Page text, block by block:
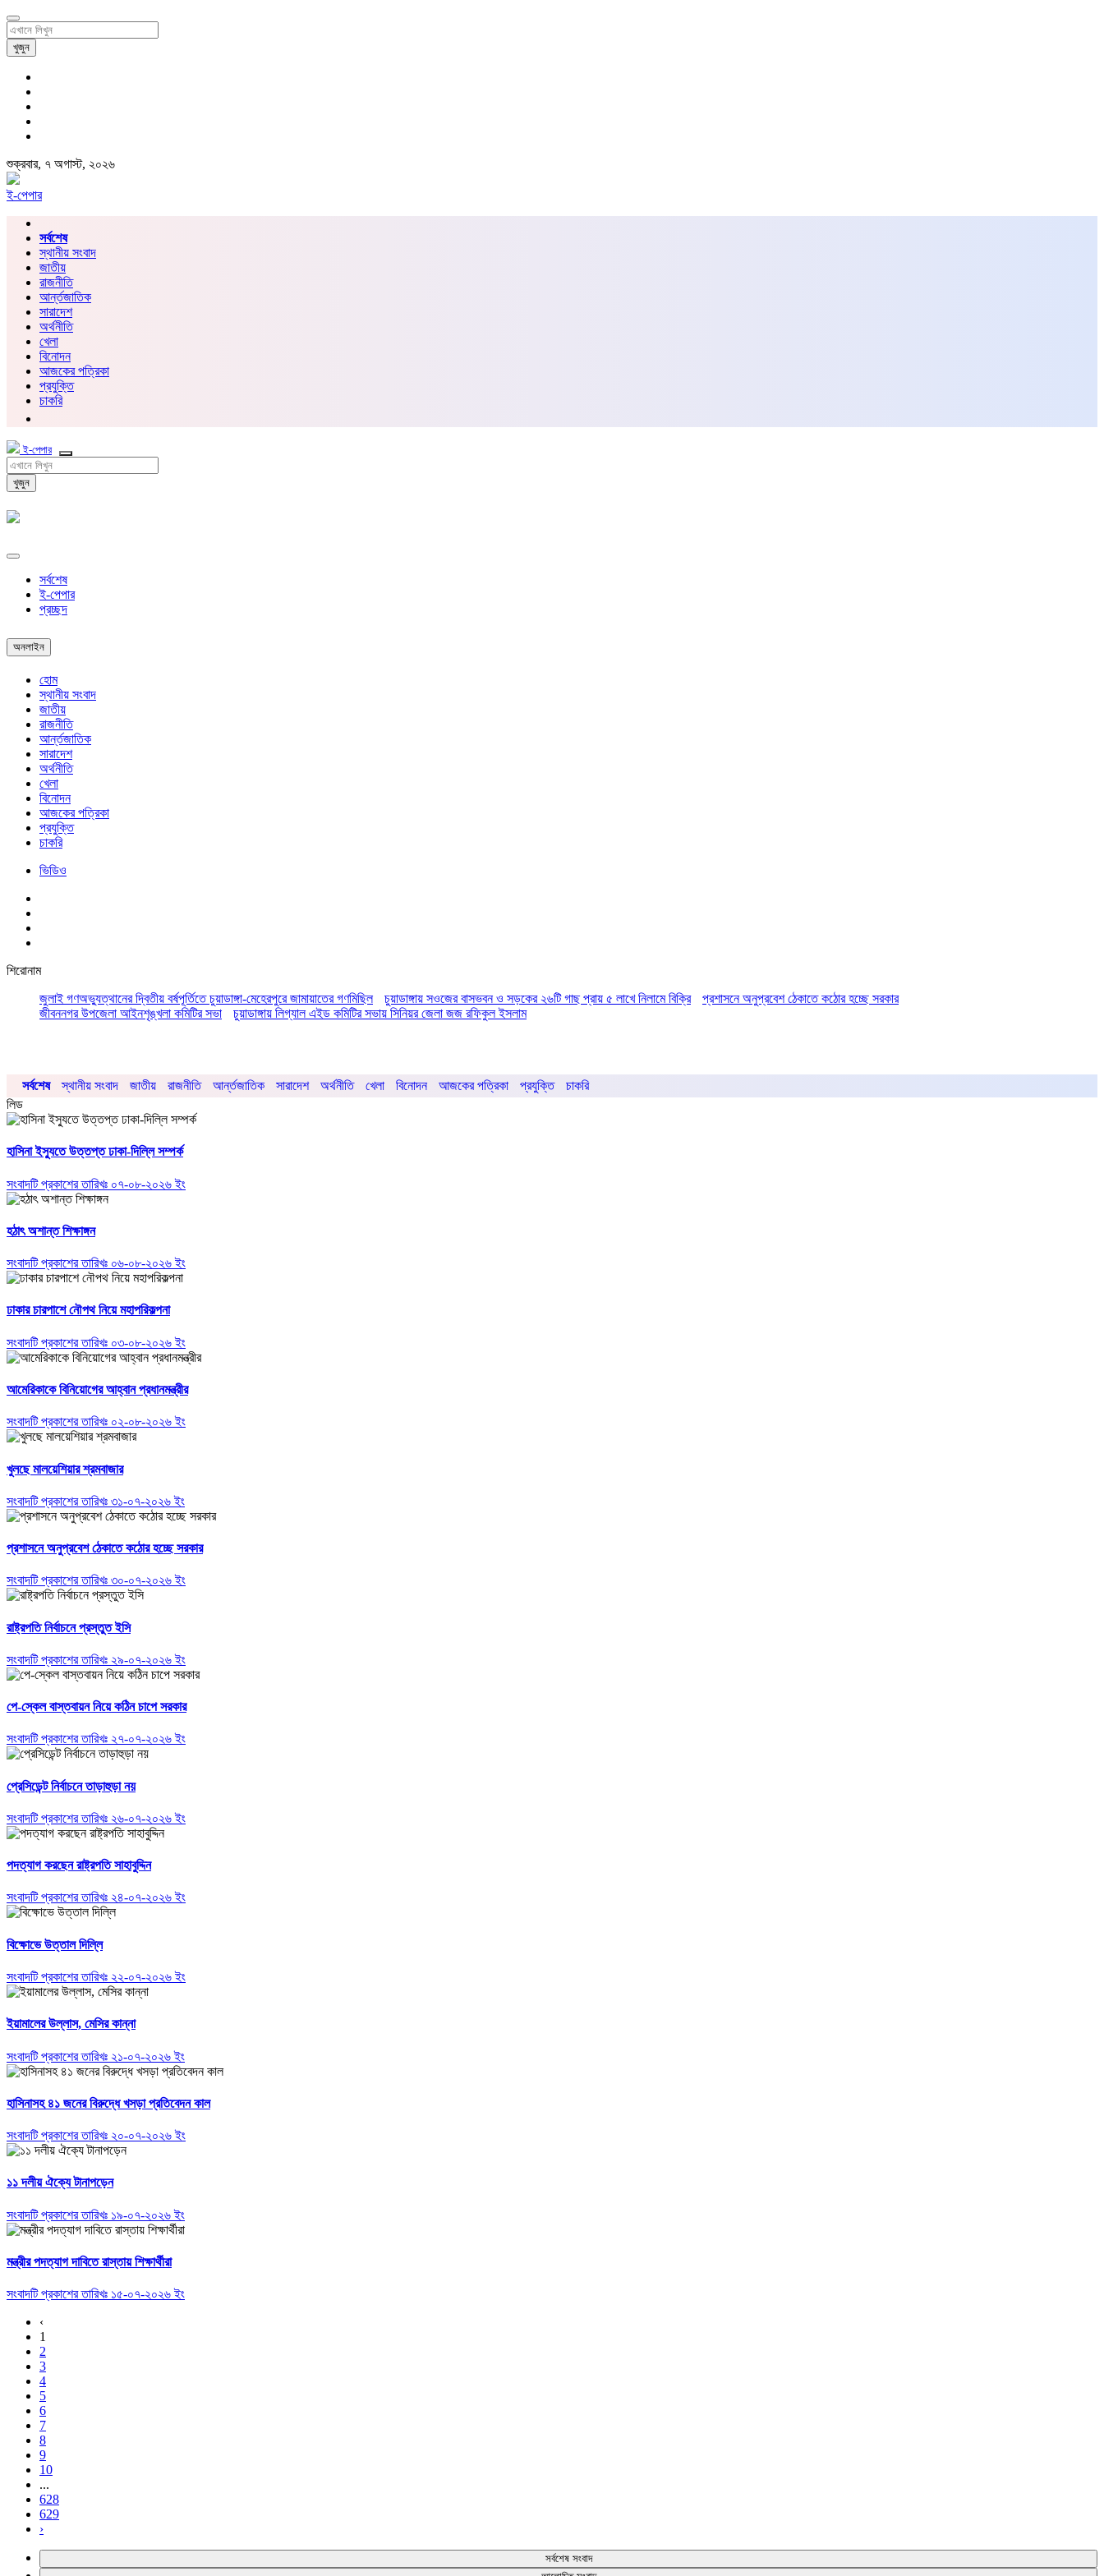
খুজুন
শুক্রবার, ৭ অগাস্ট, ২০২৬
ই-পেপার
সর্বশেষ
স্থানীয় সংবাদ
জাতীয়
রাজনীতি
আর্ন্তজাতিক
সারাদেশ
অর্থনীতি
খেলা
বিনোদন
আজকের পত্রিকা
প্রযুক্তি
চাকরি
ই-পেপার
খুজুন
সর্বশেষ
ই-পেপার
প্রচ্ছদ
অনলাইন
হোম
স্থানীয় সংবাদ
জাতীয়
রাজনীতি
আর্ন্তজাতিক
সারাদেশ
অর্থনীতি
খেলা
বিনোদন
আজকের পত্রিকা
প্রযুক্তি
চাকরি
ভিডিও
শিরোনাম
জুলাই গণঅভ্যুত্থানের দ্বিতীয় বর্ষপূর্তিতে চুয়াডাঙ্গা-মেহেরপুরে জামায়াতের গণমিছিল
চুয়াডাঙ্গায় সওজের বাসভবন ও সড়কের ২৬টি গাছ প্রায় ৫ লাখে নিলামে বিক্রি
প্রশাসনে অনুপ্রবেশ ঠেকাতে কঠোর হচ্ছে সরকার
জীবননগর উপজেলা আইনশৃঙ্খলা কমিটির সভা
চুয়াডাঙ্গায় লিগ্যাল এইড কমিটির সভায় সিনিয়র জেলা জজ রফিকুল ইসলাম
সর্বশেষ স্থানীয় সংবাদ জাতীয় রাজনীতি আর্ন্তজাতিক সারাদেশ অর্থনীতি খেলা বিনোদন আজকের পত্রিকা প্রযুক্তি
চাকরি
লিড
হাসিনা ইস্যুতে উত্তপ্ত ঢাকা-দিল্লি সম্পর্ক
সংবাদটি প্রকাশের তারিখঃ ০৭-০৮-২০২৬ ইং
হঠাৎ অশান্ত শিক্ষাঙ্গন
সংবাদটি প্রকাশের তারিখঃ ০৬-০৮-২০২৬ ইং
ঢাকার চারপাশে নৌপথ নিয়ে মহাপরিকল্পনা
সংবাদটি প্রকাশের তারিখঃ ০৩-০৮-২০২৬ ইং
আমেরিকাকে বিনিয়োগের আহ্বান প্রধানমন্ত্রীর
সংবাদটি প্রকাশের তারিখঃ ০২-০৮-২০২৬ ইং
খুলছে মালয়েশিয়ার শ্রমবাজার
সংবাদটি প্রকাশের তারিখঃ ৩১-০৭-২০২৬ ইং
প্রশাসনে অনুপ্রবেশ ঠেকাতে কঠোর হচ্ছে সরকার
সংবাদটি প্রকাশের তারিখঃ ৩০-০৭-২০২৬ ইং
রাষ্ট্রপতি নির্বাচনে প্রস্তুত ইসি
সংবাদটি প্রকাশের তারিখঃ ২৯-০৭-২০২৬ ইং
পে-স্কেল বাস্তবায়ন নিয়ে কঠিন চাপে সরকার
সংবাদটি প্রকাশের তারিখঃ ২৭-০৭-২০২৬ ইং
প্রেসিডেন্ট নির্বাচনে তাড়াহুড়া নয়
সংবাদটি প্রকাশের তারিখঃ ২৬-০৭-২০২৬ ইং
পদত্যাগ করছেন রাষ্ট্রপতি সাহাবুদ্দিন
সংবাদটি প্রকাশের তারিখঃ ২৪-০৭-২০২৬ ইং
বিক্ষোভে উত্তাল দিল্লি
সংবাদটি প্রকাশের তারিখঃ ২২-০৭-২০২৬ ইং
ইয়ামালের উল্লাস, মেসির কান্না
সংবাদটি প্রকাশের তারিখঃ ২১-০৭-২০২৬ ইং
হাসিনাসহ ৪১ জনের বিরুদ্ধে খসড়া প্রতিবেদন কাল
সংবাদটি প্রকাশের তারিখঃ ২০-০৭-২০২৬ ইং
১১ দলীয় ঐক্যে টানাপড়েন
সংবাদটি প্রকাশের তারিখঃ ১৯-০৭-২০২৬ ইং
মন্ত্রীর পদত্যাগ দাবিতে রাস্তায় শিক্ষার্থীরা
সংবাদটি প্রকাশের তারিখঃ ১৫-০৭-২০২৬ ইং
‹
1
2
3
4
5
6
7
8
9
10
...
628
629
›
সর্বশেষ সংবাদ